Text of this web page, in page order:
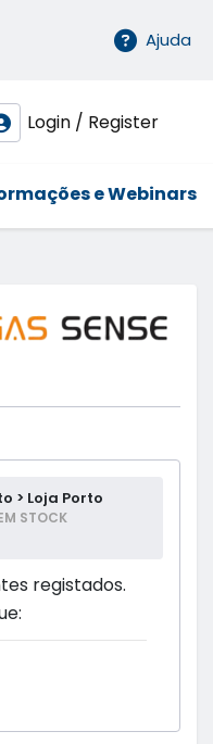
Ajuda
Login / Register
e Webinars
> Loja Porto
STOCK
registados.